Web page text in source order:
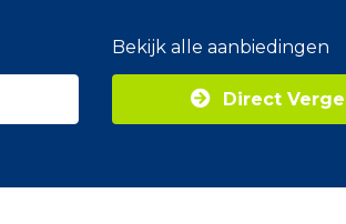
m
Z
j
Bekijk alle aanbiedingen
Direct